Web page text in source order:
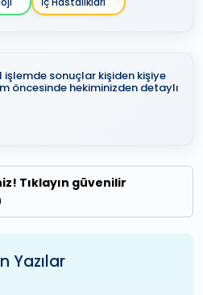
işlemde sonuçlar kişiden kişiye
öncesinde hekiminizden detaylı
Tıklayın güvenilir
Yazılar